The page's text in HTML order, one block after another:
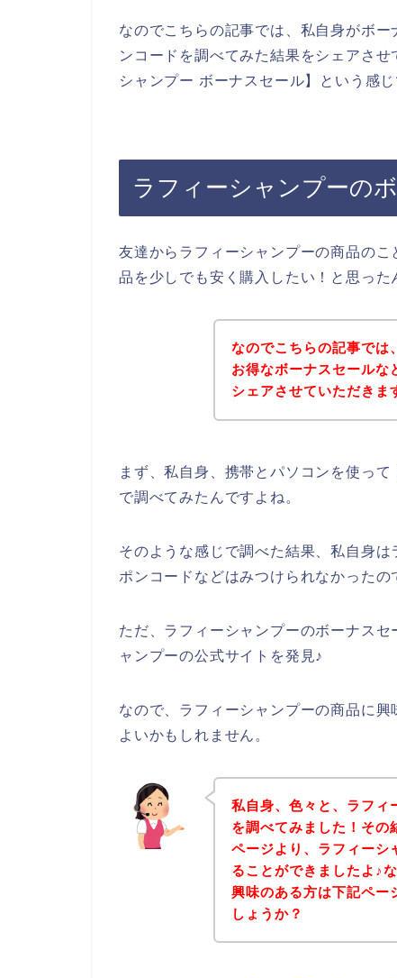
なのでこちらの記事では、私自身がボ
ンコードを調べてみた結果をシェアさ
シャンプー ボーナスセール】という感
ラフィーシャンプーの
友達からラフィーシャンプーの商品の
品を少しでも安く購入したい！と思った
なのでこちらの記事では
お得なボーナスセールな
シェアさせていただきま
まず、私自身、携帯とパソコンを使っ
で調べてみたんですよね。
そのような感じで調べた結果、私自身
ポンコードなどはみつけられなかったの
ただ、ラフィーシャンプーのボーナス
ャンプーの公式サイトを発見♪
なので、ラフィーシャンプーの商品に
よいかもしれません。
私自身、色々と、ラフィ
を調べてみました！その
ページより、ラフィーシ
ることができましたよ♪
興味のある方は下記ペー
しょうか？